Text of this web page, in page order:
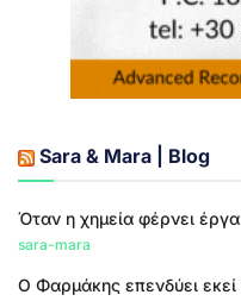
Sara & Mara | Blog
Όταν η χημεία φέρνει
sara-mara
Ο Φαρμάκης επενδύει